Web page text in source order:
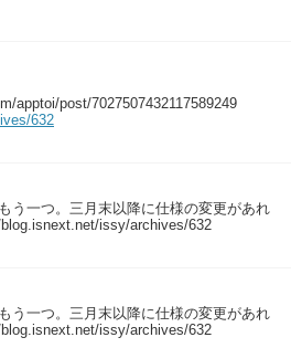
apptoi/post/7027507432117589249
632
う一つ。三月末以降に仕様の変更があれ
issy/archives/632
う一つ。三月末以降に仕様の変更があれ
issy/archives/632